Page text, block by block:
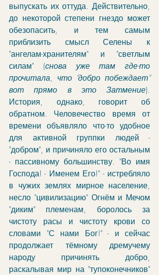
выпускать их оттуда. Действительно,
до некоторой степени гнездо может
обезопасить, и тем самым
приблизить смысл Селены к
"ангелам-хранителям" и "светлым
силам" (снова уже там где-то
прочитала, что "добро побеждает"
вот прямо в это Затмение).
История, однако, говорит об
обратном. Человечество время от
времени объявляло что-то удобное
для активной группки людей -
"добром", и причиняло его остальным
- пассивному большинству. "Во имя
Господа! - Именем Его!" - истребляло
в чужих землях мирное население,
несло "цивилизацию" Огнём и Мечом
"диким" племенам, боролось за
чистоту расы и чистоту крови со
словами "С нами Бог!" - и сейчас
продолжает тёмному дремучему
народу причинять добро,
раскалывая мир на "тупоконечников"